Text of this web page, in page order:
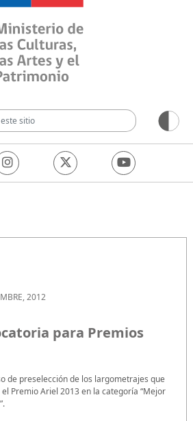
de las
2012
para Premios
de preselección de los largometrajes que
Premio Ariel 2013 en la categoría “Mejor